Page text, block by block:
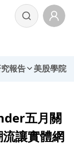
報告 美股學院
五月關
讓實體網